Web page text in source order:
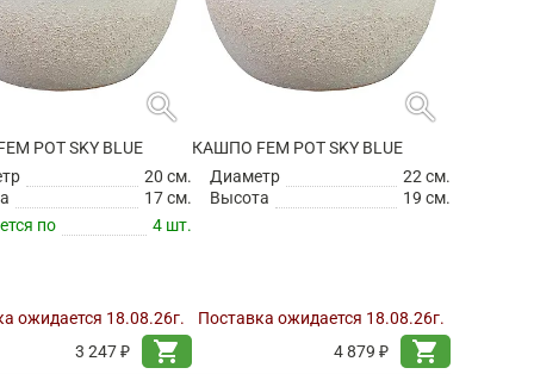
search
POT SKY BLUE
20 см.
17 см.
по
4 шт.
ожидается 18.08.26г.
3 247 ₽
shopping_cart
search
КАШПО FEM POT SKY BLUE
Диаметр
22 см.
Высота
19 см.
Поставка ожидается 18.08.26г.
4 879 ₽
shopping_cart